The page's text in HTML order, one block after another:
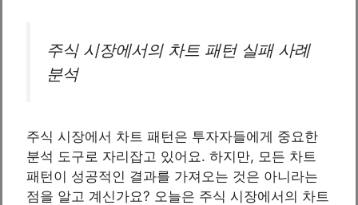
주식 시장에서의 차트 패턴 실패 사례
분석
주식 시장에서 차트 패턴은 투자자들에게 중요한
분석 도구로 자리잡고 있어요. 하지만, 모든 차트
패턴이 성공적인 결과를 가져오는 것은 아니라는
점을 알고 계신가요? 오늘은 주식 시장에서의 차트